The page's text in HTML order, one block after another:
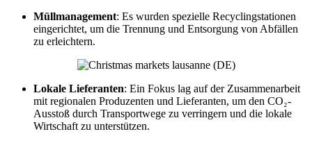
Müllmanagement: Es wurden spezielle Recyclingstationen
eingerichtet, um die Trennung und Entsorgung von Abfällen
zu erleichtern.
Lokale Lieferanten: Ein Fokus lag auf der Zusammenarbeit
mit regionalen Produzenten und Lieferanten, um den CO₂-
Ausstoß durch Transportwege zu verringern und die lokale
Wirtschaft zu unterstützen.